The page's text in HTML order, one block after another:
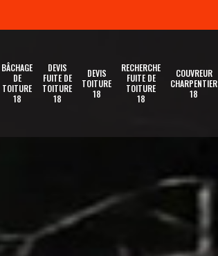
BÂCHAGE
DE
TOITURE
18
DEVIS
FUITE DE
TOITURE
18
DEVIS
TOITURE
18
RECHERCHE
FUITE DE
TOITURE
18
COUVREUR
CHARPENTIER
18